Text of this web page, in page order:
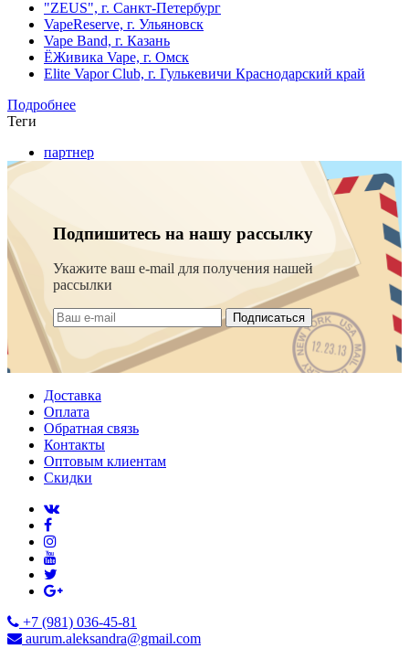
"ZEUS", г. Санкт-Петербург
VapeReserve, г. Ульяновск
Vape Band, г. Казань
ЁЖивика Vape, г. Омск
Elite Vapor Club, г. Гулькевичи Краснодарский край
Подробнее
Теги
партнер
Подпишитесь на нашу рассылку
Укажите ваш e-mail для получения нашей
рассылки
Подписаться
Доставка
Оплата
Обратная связь
Контакты
Оптовым клиентам
Скидки
+7 (981) 036-45-81
aurum.aleksandra@gmail.com